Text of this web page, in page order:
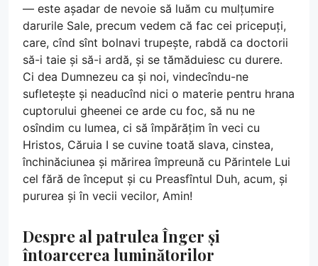
— este așadar de nevoie să luăm cu mulțumire
darurile Sale, precum vedem că fac cei pricepuți,
care, cînd sînt bolnavi trupește, rabdă ca doctorii
să-i taie și să-i ardă, și se tămăduiesc cu durere.
Ci dea Dumnezeu ca și noi, vindecîndu-ne
sufletește și neaducînd nici o materie pentru hrana
cuptorului gheenei ce arde cu foc, să nu ne
osîndim cu lumea, ci să împărățim în veci cu
Hristos, Căruia I se cuvine toată slava, cinstea,
închinăciunea și mărirea împreună cu Părintele Lui
cel fără de început și cu Preasfîntul Duh, acum, și
pururea și în vecii vecilor, Amin!
Despre al patrulea Înger și
întoarcerea luminătorilor